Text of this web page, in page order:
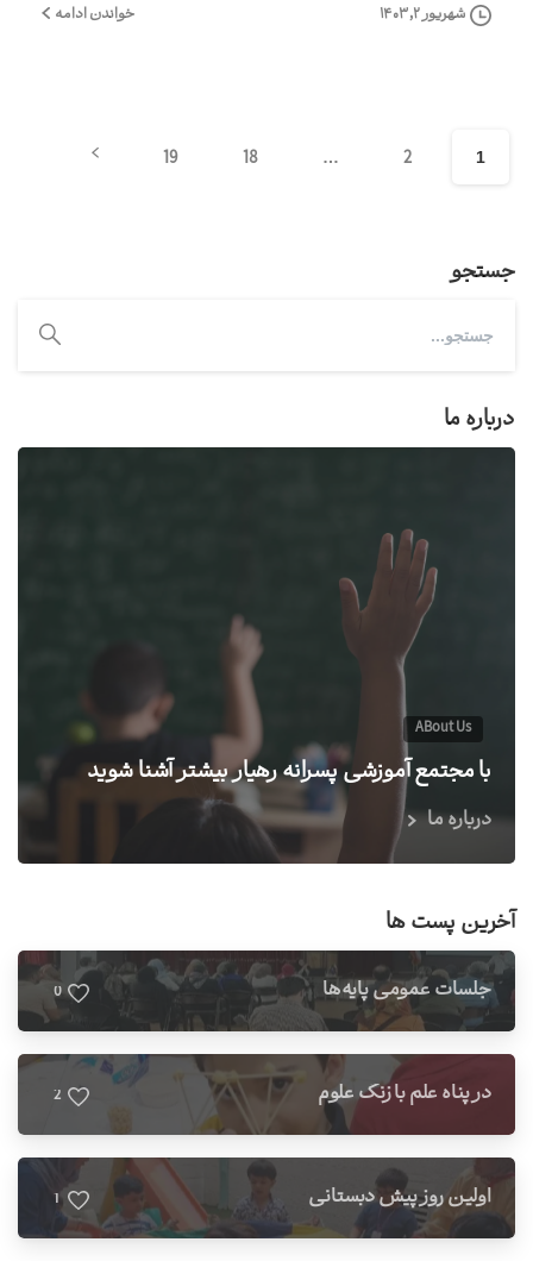
شهریور ۲, ۱۴۰۳ خواندن ادامه
1
2
…
18
19
جستجو
درباره ما
ABout Us
با مجتمع آموزشی پسرانه رهیار بیشتر آشنا شوید
درباره ما
آخرین پست ها
جلسات عمومی پایه‌ها 0
در پناه علم با زنگ علوم 2
اولین روز پیش دبستانی 1